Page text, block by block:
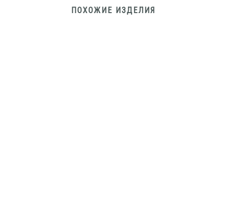
ПОХОЖИЕ ИЗДЕЛИЯ